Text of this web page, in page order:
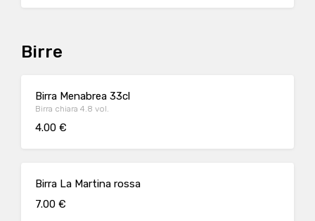
Birre
Birra Menabrea 33cl
Birra chiara 4.8 vol.
4.00 €
Birra La Martina rossa
7.00 €